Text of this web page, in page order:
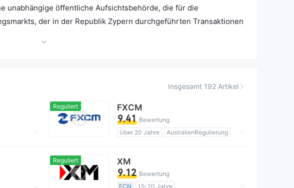
unabhängige öffentliche Aufsichtsbehörde, die für die
der in der Republik Zypern durchgeführten Transaktionen
Insgesamt 192 Artikel
Reguliert FXCM
9.41 Bewertung
Über 20 Jahre
AustralienRegulierung
Reguliert XM
9.12 Bewertung
ECN
15-20 Jahre